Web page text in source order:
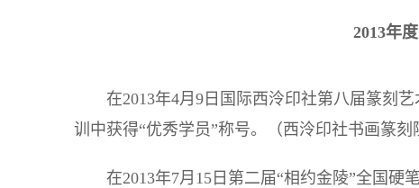
2013年
在2013年4月9日国际西泠印社第八届篆刻
训中获得“优秀学员”称号。（西泠印社书画篆刻
在2013年7月15日第二届“相约金陵”全国